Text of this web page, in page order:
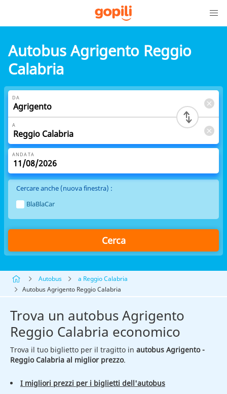
Autobus Agrigento Reggio
Calabria
DA
A
ANDATA
Cercare anche (nuova finestra) :
BlaBlaCar
Cerca
Autobus
a Reggio Calabria
Autobus Agrigento Reggio Calabria
Trova un autobus Agrigento
Reggio Calabria economico
Trova il tuo biglietto per il tragitto in autobus Agrigento -
Reggio Calabria al miglior prezzo.
I migliori prezzi per i biglietti dell'autobus